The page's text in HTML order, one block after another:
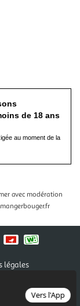
Vers l'App
de 18 ans
au moment de la
avec modération
légales
marketplace